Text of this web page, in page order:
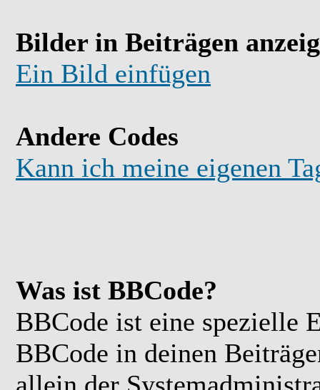
Bilder in Beiträgen
Ein Bild einfügen
Andere Codes
Kann ich meine eigenen
Was ist BBCode?
BBCode ist eine spezielle
BBCode in deinen